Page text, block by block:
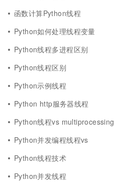
函数计算Python线程
Python如何处理线程变量
Python线程多进程区别
Python线程区别
Python示例线程
Python http服务器线程
Python线程vs multiprocessing
Python并发编程线程vs
Python线程技术
Python并发线程